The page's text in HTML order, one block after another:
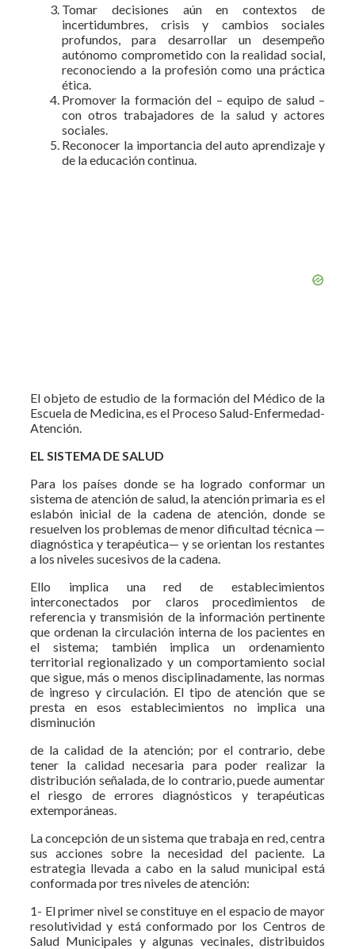
Tomar decisiones aún en contextos de
incertidumbres, crisis y cambios sociales
profundos, para desarrollar un desempeño
autónomo comprometido con la realidad social,
reconociendo a la profesión como una práctica
ética.
Promover la formación del – equipo de salud –
con otros trabajadores de la salud y actores
sociales.
Reconocer la importancia del auto aprendizaje y
de la educación continua.
El objeto de estudio de la formación del Médico de la
Escuela de Medicina, es el Proceso Salud-Enfermedad-
Atención.
EL SISTEMA DE SALUD
Para los países donde se ha logrado conformar un
sistema de atención de salud, la atención primaria es el
eslabón inicial de la cadena de atención, donde se
resuelven los problemas de menor dificultad técnica —
diagnóstica y terapéutica— y se orientan los restantes
a los niveles sucesivos de la cadena.
Ello implica una red de establecimientos
interconectados por claros procedimientos de
referencia y transmisión de la información pertinente
que ordenan la circulación interna de los pacientes en
el sistema; también implica un ordenamiento
territorial regionalizado y un comportamiento social
que sigue, más o menos disciplinadamente, las normas
de ingreso y circulación. El tipo de atención que se
presta en esos establecimientos no implica una
disminución
de la calidad de la atención; por el contrario, debe
tener la calidad necesaria para poder realizar la
distribución señalada, de lo contrario, puede aumentar
el riesgo de errores diagnósticos y terapéuticas
extemporáneas.
La concepción de un sistema que trabaja en red, centra
sus acciones sobre la necesidad del paciente. La
estrategia llevada a cabo en la salud municipal está
conformada por tres niveles de atención:
1- El primer nivel se constituye en el espacio de mayor
resolutividad y está conformado por los Centros de
Salud Municipales y algunas vecinales, distribuidos